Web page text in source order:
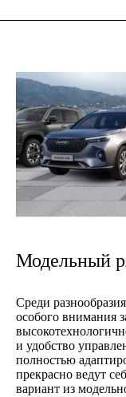
Модельный
Среди
особого внимания
и удобство
полностью
прекрасно ведут
вариант из